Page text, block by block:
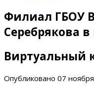
Филиал ГБОУ
Серебрякова
Виртуальный
Опубликовано 07